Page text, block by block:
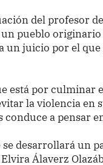
del profesor
pueblo
un juicio por el
está por culminar
la violencia en
a pensar
desarrollará un
Álaverz